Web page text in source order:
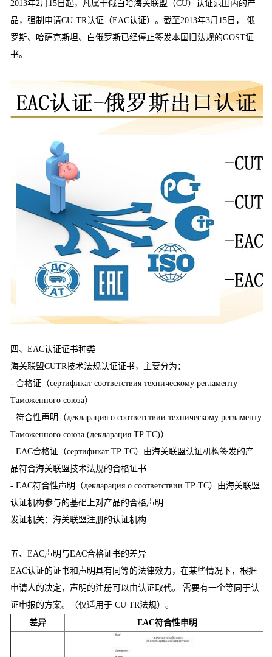
2013年2月15日起，凡属于俄白哈海关联盟（CU）认证范围内的产
品，强制申请CU-TR认证（EAC认证）。截至2013年3月15日， 俄
罗斯、哈萨克斯坦、白俄罗斯已经停止签发本国旧法规的GOST证
书。
四、EAC认证证书种类
海关联盟CUTR技术法规认证证书，主要分为：
- 合格证（сертификат соответствия техническому регламенту
Таможенного союза）
- 符合性声明（декларация о соответствии техническому регламенту
Таможенного союза (декларация ТР ТС)）
- EAC合格证（сертификат ТР ТС）由海关联盟认证机构签发的产
品符合海关联盟技术法规的合格证书
- EAC符合性声明（декларация о соответствии ТР ТС）由海关联盟
认证机构参与的基础上对产品的合格声明
发证机关：海关联盟注册的认证机构
五、EAC声明与EAC合格证书的差异
EAC认证的证书和声明具有同等的法律效力，在某些情况下，根据
申请人的决定，声明的注册可以由认证取代。 需要有一个等同于认
证申报的方案。（仅适用于 CU TR法规）。
差异
EAC符合性申明